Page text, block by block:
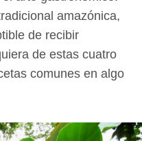
amazónica,
de recibir
de estas cuatro
comunes en algo